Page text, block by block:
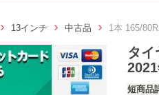
13インチ 中古品 1本 165/
タ
短商品